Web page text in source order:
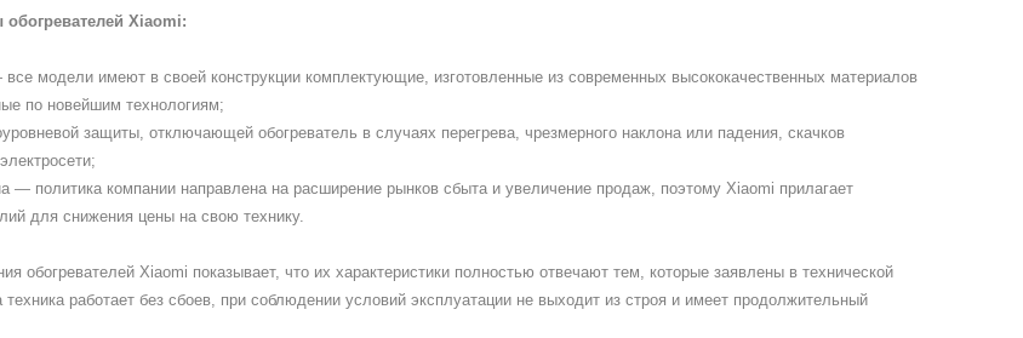
Xiaomi:
модели имеют в своей конструкции комплектующие, изготовленные из современных высококачественных материалов
по новейшим технологиям;
защиты, отключающей обогреватель в случаях перегрева, чрезмерного наклона или падения, скачков
— политика компании направлена на расширение рынков сбыта и увеличение продаж, поэтому Xiaomi прилагает
для снижения цены на свою технику.
обогревателей Xiaomi показывает, что их характеристики полностью отвечают тем, которые заявлены в технической
работает без сбоев, при соблюдении условий эксплуатации не выходит из строя и имеет продолжительный